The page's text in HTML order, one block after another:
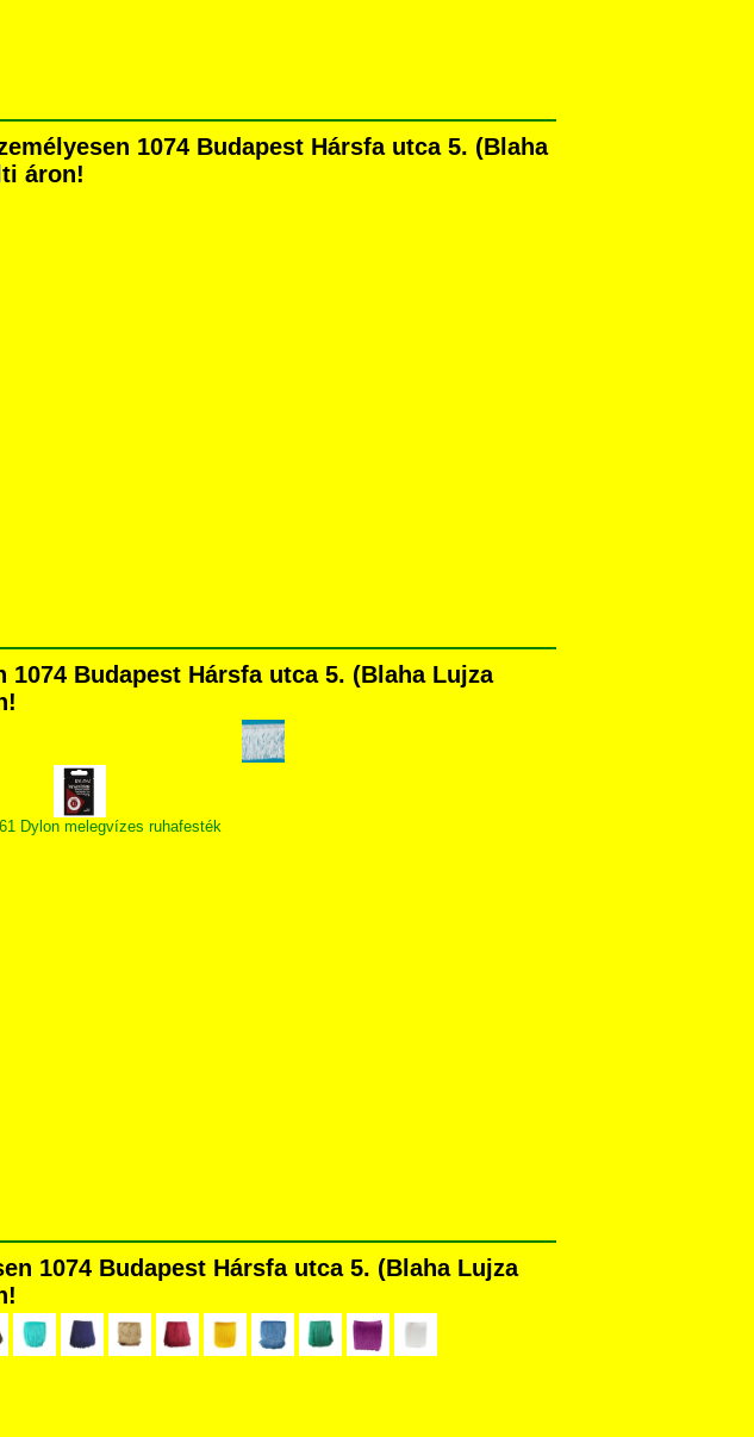
1074 Budapest Hársfa utca 5. (Blaha
áron!
Budapest Hársfa utca 5. (Blaha Lujza
Dylon melegvízes ruhafesték
1074 Budapest Hársfa utca 5. (Blaha Lujza